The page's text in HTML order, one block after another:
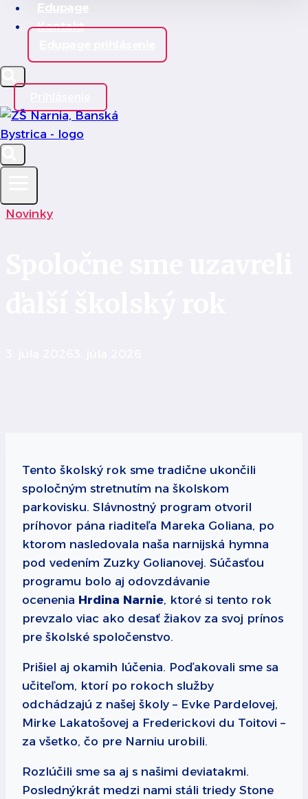
Edupage
Kontakt
Novinky
Tento školský rok sme tradične ukončili
spoločným stretnutím na školskom
parkovisku. Slávnostný program otvoril
príhovor pána riaditeľa Mareka Goliana, po
ktorom nasledovala naša narnijská hymna
pod vedením Zuzky Golianovej. Súčasťou
programu bolo aj odovzdávanie
ocenenia Hrdina Narnie, ktoré si tento rok
prevzalo viac ako desať žiakov za svoj prínos
pre školské spoločenstvo.
Prišiel aj okamih lúčenia. Poďakovali sme sa
učiteľom, ktorí po rokoch služby
odchádzajú z našej školy – Evke Pardelovej,
Mirke Lakatošovej a Frederickovi du Toitovi –
za všetko, čo pre Narniu urobili.
Rozlúčili sme sa aj s našimi deviatakmi.
Poslednýkrát medzi nami stáli triedy Stone